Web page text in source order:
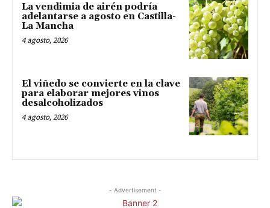
La vendimia de airén podría
adelantarse a agosto en Castilla-
La Mancha
4 agosto, 2026
El viñedo se convierte en la clave
para elaborar mejores vinos
desalcoholizados
4 agosto, 2026
- Advertisement -